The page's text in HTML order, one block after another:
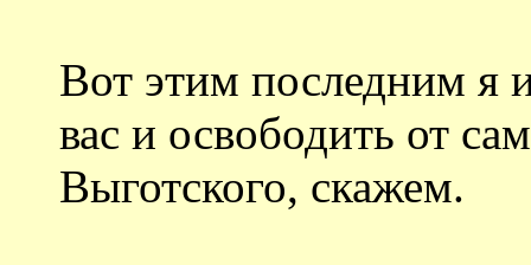
Вот этим последним я
вас и освободить от
Выготского, скажем.